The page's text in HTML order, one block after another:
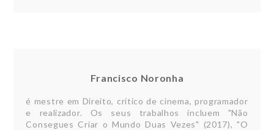
Francisco Noronha
é mestre em Direito, crítico de cinema, programador
e realizador. Os seus trabalhos incluem "Não
Consegues Criar o Mundo Duas Vezes" (2017), "O